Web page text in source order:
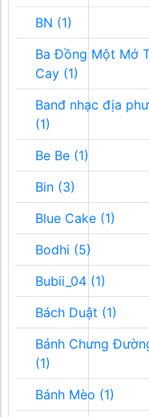
BN (1)
Ba Đồng Một Mớ
Cay (1)
Banđ nhạc địa
(1)
Be Be (1)
Bin (3)
Blue Cake (1)
Bodhi (5)
Bubii_04 (1)
Bách Duật (1)
Bánh Chưng
(1)
Bánh Mèo (1)